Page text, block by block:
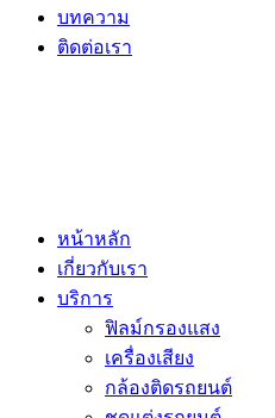
บทความ
ติดต่อเรา
หน้าหลัก
เกี่ยวกับเรา
บริการ
ฟิลม์กรองแสง
เครื่องเสียง
กล้องติดรถยนต์